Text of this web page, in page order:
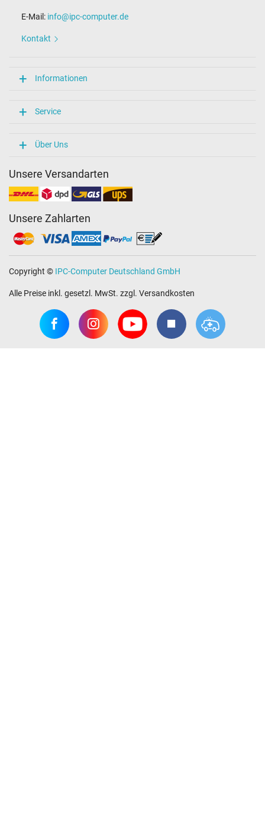
E-Mail: info@ipc-computer.de
Kontakt
Informationen
Service
Über Uns
Unsere Versandarten
Unsere Zahlarten
Copyright © IPC-Computer Deutschland GmbH
Alle Preise inkl. gesetzl. MwSt. zzgl. Versandkosten